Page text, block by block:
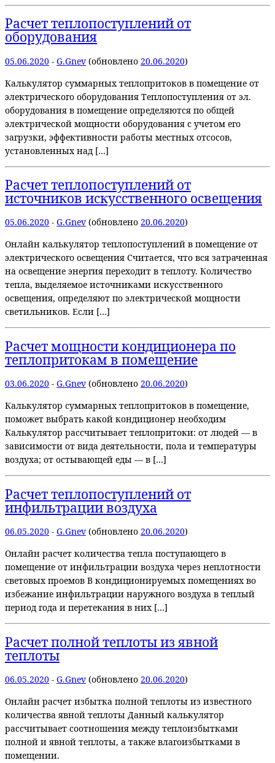
Расчет теплопоступлений от
оборудования
05.06.2020 - G.Gnev (обновлено 20.06.2020)
Калькулятор суммарных теплопритоков в помещение от
электрического оборудования Теплопоступления от эл.
оборудования в помещение определяются по общей
электрической мощности оборудования с учетом его
загрузки, эффективности работы местных отсосов,
установленных над […]
Расчет теплопоступлений от
источников искусственного освещения
05.06.2020 - G.Gnev (обновлено 20.06.2020)
Онлайн калькулятор теплопоступлений в помещение от
электрического освещения Считается, что вся затраченная
на освещение энергия переходит в теплоту. Количество
тепла, выделяемое источниками искусственного
освещения, определяют по электрической мощности
светильников. Если […]
Расчет мощности кондиционера по
теплопритокам в помещение
03.06.2020 - G.Gnev (обновлено 20.06.2020)
Калькулятор суммарных теплопритоков в помещение,
поможет выбрать какой кондиционер необходим
Калькулятор рассчитывает теплопритоки: от людей — в
зависимости от вида деятельности, пола и температуры
воздуха; от остывающей еды — в […]
Расчет теплопоступлений от
инфильтрации воздуха
06.05.2020 - G.Gnev (обновлено 20.06.2020)
Онлайн расчет количества тепла поступающего в
помещение от инфильтрации воздуха через неплотности
световых проемов В кондиционируемых помещениях во
избежание инфильтрации наружного воздуха в теплый
период года и перетекания в них […]
Расчет полной теплоты из явной
теплоты
06.05.2020 - G.Gnev (обновлено 20.06.2020)
Онлайн расчет избытка полной теплоты из известного
количества явной теплоты Данный калькулятор
рассчитывает соотношения между теплоизбытками
полной и явной теплоты, а также влагоизбытками в
помещении.